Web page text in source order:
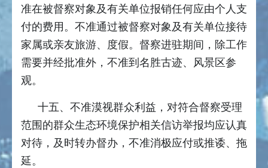
准在被督察对象及有关单位报销任何应由个人支
付的费用。不准通过被督察对象及有关单位接待
家属或亲友旅游、度假。督察进驻期间，除工作
需要并经批准外，不准到名胜古迹、风景区参
观。
十五、不准漠视群众利益，对符合督察受理
范围的群众生态环境保护相关信访举报均应认真
对待，及时转办督办，不准消极应付或推诿、拖
延。